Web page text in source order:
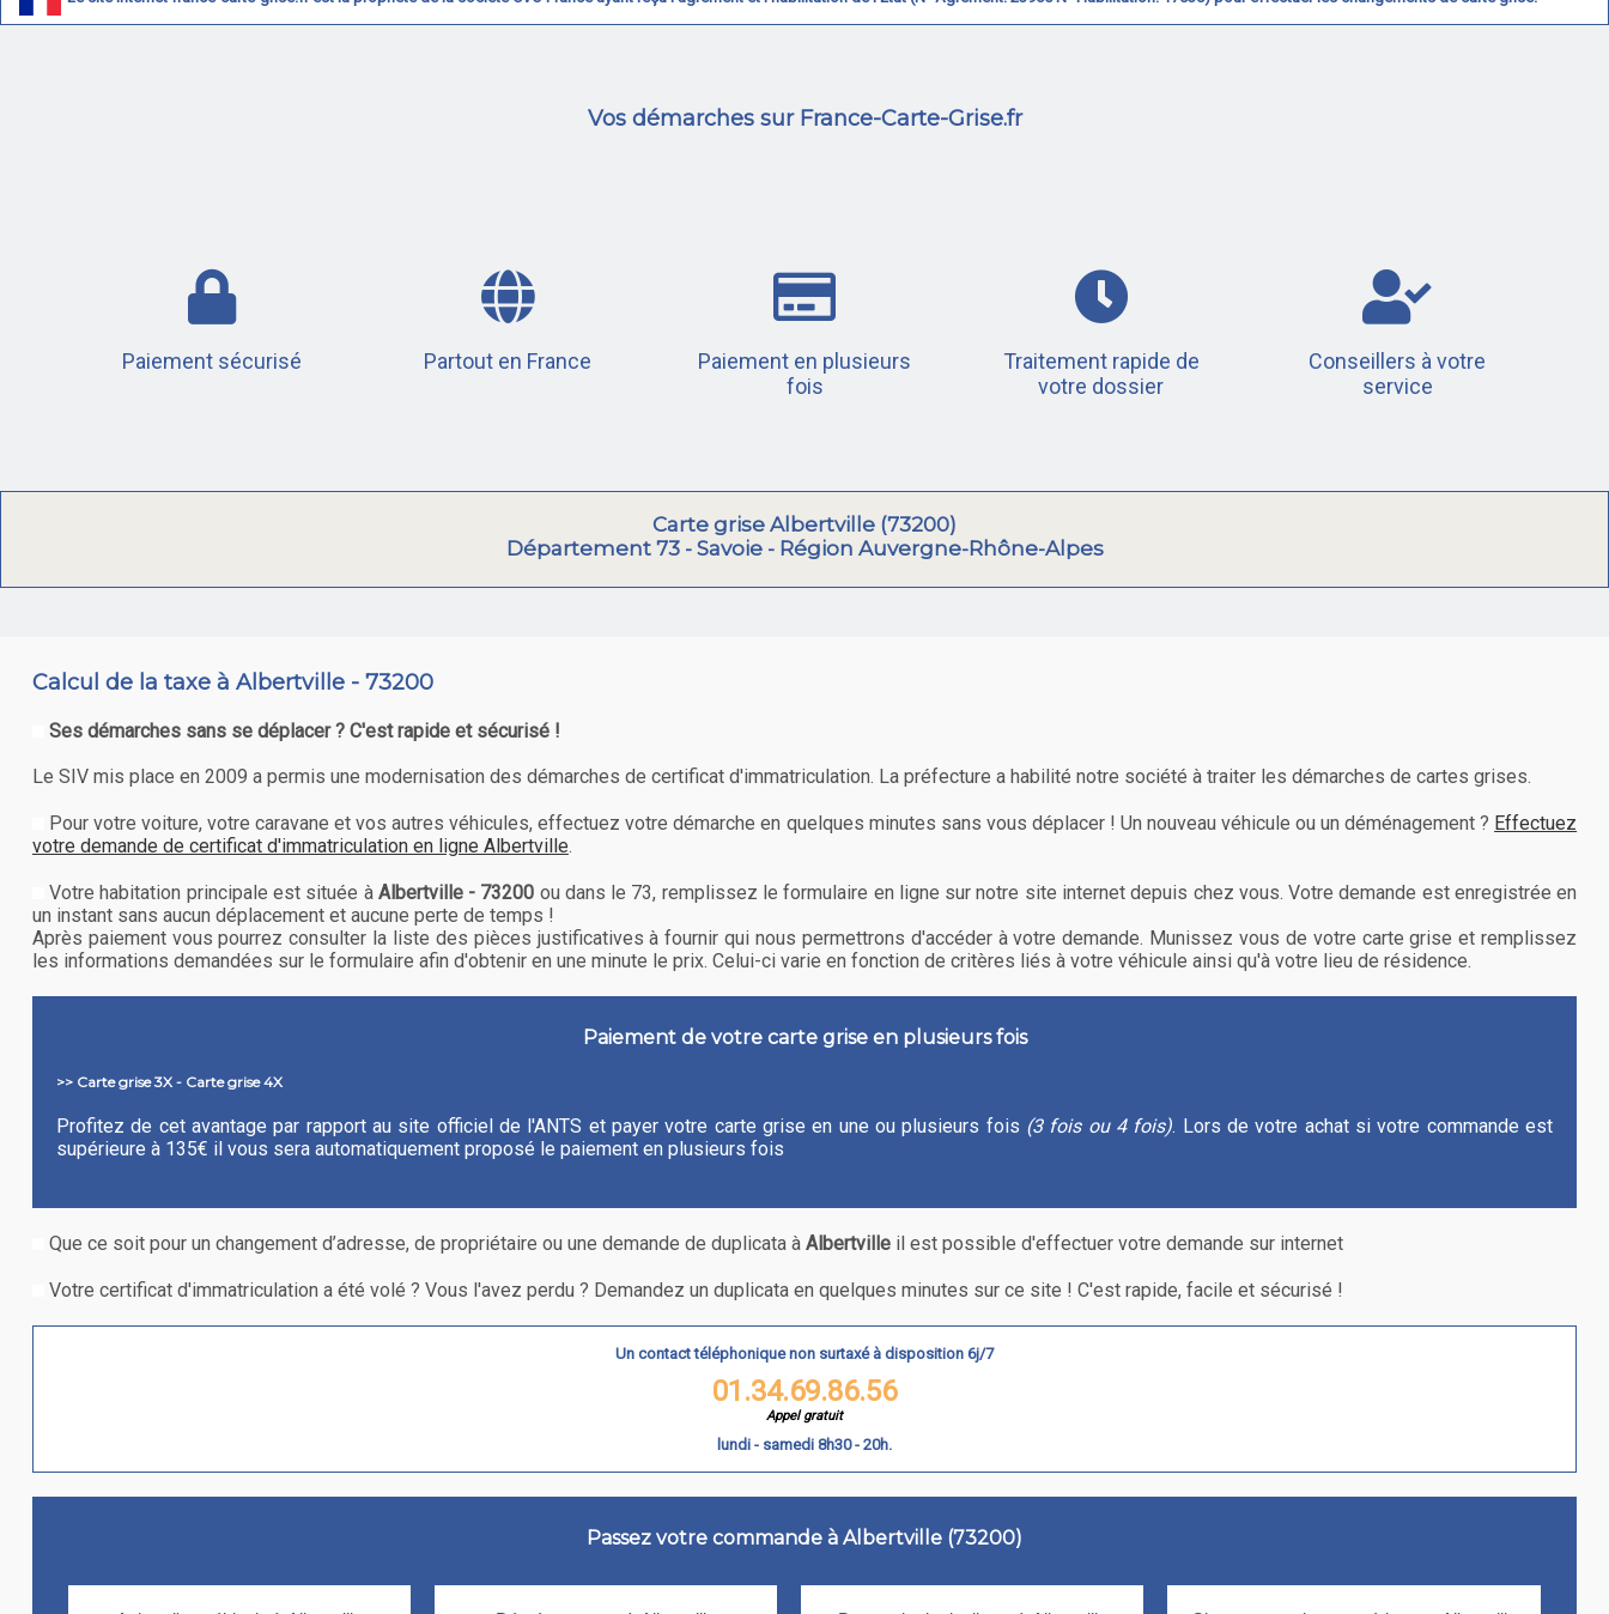
Vos démarches sur France-Carte-Grise.fr
Paiement sécurisé Partout en France
Paiement en plusieurs
fois
Traitement rapide de
votre dossier
Conseillers à votre
service
Carte grise Albertville (73200)
Département 73 - Savoie - Région Auvergne-Rhône-Alpes
Calcul de la taxe à Albertville - 73200
Ses démarches sans se déplacer ? C'est rapide et sécurisé !
Le SIV mis place en 2009 a permis une modernisation des démarches de certificat d'immatriculation. La préfecture a habilité notre société à traiter les démarches de cartes grises.
Pour votre voiture, votre caravane et vos autres véhicules, effectuez votre démarche en quelques minutes sans vous déplacer ! Un nouveau véhicule ou un déménagement ? Effectuez
votre demande de certificat d'immatriculation en ligne Albertville.
Votre habitation principale est située à Albertville - 73200 ou dans le 73, remplissez le formulaire en ligne sur notre site internet depuis chez vous. Votre demande est enregistrée en
un instant sans aucun déplacement et aucune perte de temps !
Après paiement vous pourrez consulter la liste des pièces justificatives à fournir qui nous permettrons d'accéder à votre demande. Munissez vous de votre carte grise et remplissez
les informations demandées sur le formulaire afin d'obtenir en une minute le prix. Celui-ci varie en fonction de critères liés à votre véhicule ainsi qu'à votre lieu de résidence.
Paiement de votre carte grise en plusieurs fois
>> Carte grise 3X - Carte grise 4X
Profitez de cet avantage par rapport au site officiel de l'ANTS et payer votre carte grise en une ou plusieurs fois (3 fois ou 4 fois). Lors de votre achat si votre commande est
supérieure à 135€ il vous sera automatiquement proposé le paiement en plusieurs fois
Que ce soit pour un changement d’adresse, de propriétaire ou une demande de duplicata à Albertvilleil est possible d'effectuer votre demande sur internet
Votre certificat d'immatriculation a été volé ? Vous l'avez perdu ? Demandez un duplicata en quelques minutes sur ce site ! C'est rapide, facile et sécurisé !
Un contact téléphonique non surtaxé à disposition 6j/7
01.34.69.86.56
Appel gratuit
lundi - samedi 8h30 - 20h.
Passez votre commande à Albertville (73200)